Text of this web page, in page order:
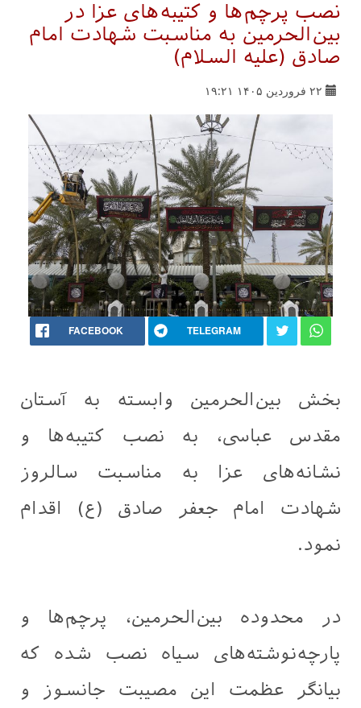
نصب پرچم‌ها و کتیبه‌های عزا در
بین‌الحرمین به مناسبت شهادت امام
صادق (علیه السلام)
۲۲ فروردین ۱۴۰۵ ۱۹:۲۱
FACEBOOK TELEGRAM
بخش بین‌الحرمین وابسته به آستان
مقدس عباسی، به نصب کتیبه‌ها و
نشانه‌های عزا به مناسبت سالروز
شهادت امام جعفر صادق (ع) اقدام
نمود.
در محدوده بین‌الحرمین، پرچم‌ها و
پارچه‌نوشته‌های سیاه نصب شده که
بیانگر عظمت این مصیبت جانسوز و